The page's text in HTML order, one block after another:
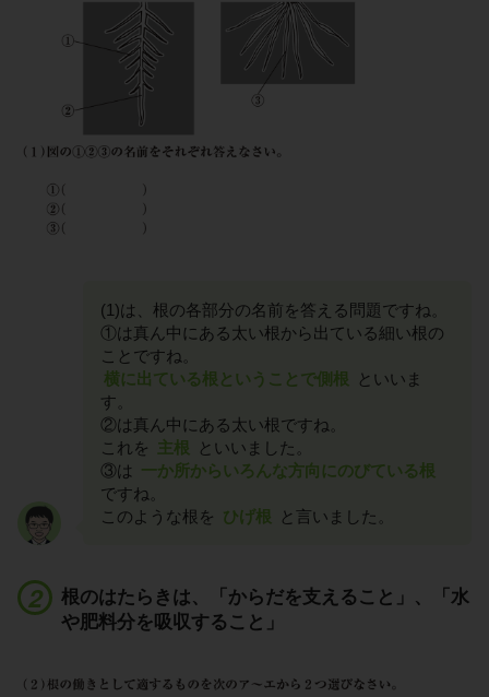
(1)は、根の各部分の名前を答える問題ですね。
①は真ん中にある太い根から出ている細い根の
ことですね。
横に出ている根ということで側根
といいま
す。
②は真ん中にある太い根ですね。
これを 主根
といいました。
③は 一か所からいろんな方向にのびている根
ですね。
このような根を ひげ根 と言いました。
根のはたらきは、「からだを支えること」、「水
や肥料分を吸収すること」